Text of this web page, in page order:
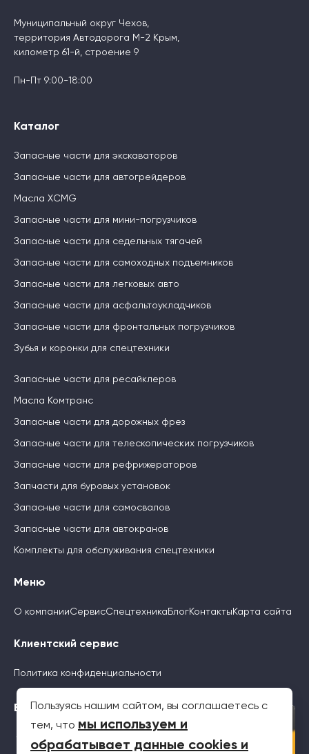
Муниципальный округ Чехов,
территория Автодорога М-2 Крым,
километр 61-й, строение 9
Пн-Пт 9:00-18:00
Каталог
Запасные части для экскаваторов
Запасные части для автогрейдеров
Масла XCMG
Запасные части для мини-погрузчиков
Запасные части для седельных тягачей
Запасные части для самоходных подъемников
Запасные части для легковых авто
Запасные части для асфальтоукладчиков
Запасные части для фронтальных погрузчиков
Зубья и коронки для спецтехники
Запасные части для ресайклеров
Масла Комтранс
Запасные части для дорожных фрез
Запасные части для телескопических погрузчиков
Запасные части для рефрижераторов
Запчасти для буровых установок
Запасные части для самосвалов
Запасные части для автокранов
Комплекты для обслуживания спецтехники
Меню
О компанииСервисСпецтехника БлогКонтакты Карта сайта
Клиентский сервис
Политика конфиденциальности
Будьте с нами
Пользуясь нашим сайтом, вы соглашаетесь с
тем, что мы используем и
обрабатывает данные cookies и